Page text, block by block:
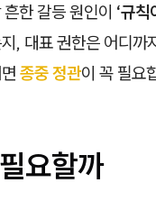
한 갈등 원인이 ‘규칙
, 대표 권한은 어디
종중 정관이 꼭 필요
요할까